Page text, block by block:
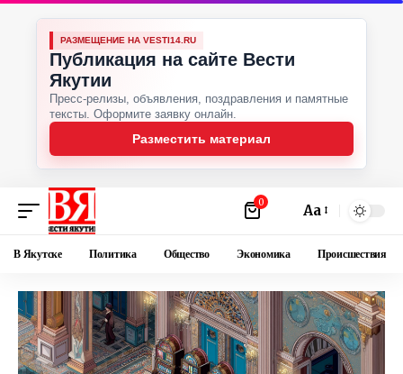
РАЗМЕЩЕНИЕ НА VESTI14.RU
Публикация на сайте Вести
Якутии
Пресс-релизы, объявления, поздравления и памятные
тексты. Оформите заявку онлайн.
Разместить материал
0 Аа
В Якутске Политика Общество Экономика Происшествия